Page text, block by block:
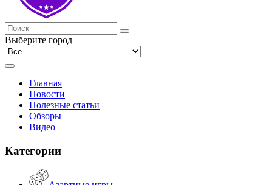
Выберите город
Главная
Новости
Полезные статьи
Обзоры
Видео
Категории